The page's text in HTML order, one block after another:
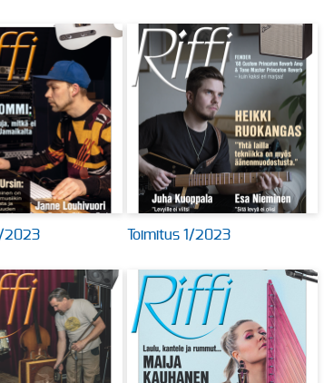
2023 Toimitus 1/2023